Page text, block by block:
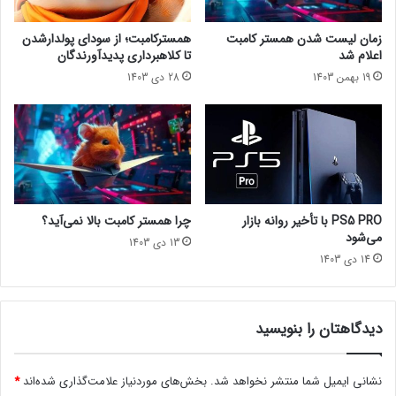
The Anacrusis (Game Preview) (Cloud, Console, and
PC)
We Happy Few (Cloud, Console, and PC)
مطلب پیشنهادی:
بازی های رایگان استیم، اپیک گیمز، پلی‌استیشن و
ایکس‌باکس + بهترین تخفیف‌ها [هفته سوم دی ۱۴۰۱]
همین حالا با
قیمت کمتر یا کاملا رایگان بازی کنید
سایبرپانک ۲۰۷۷ بالاخره خوب شد یا نه؟ [تماشا کنید]
تماشا از طریق یوتیوب
مجله خبری lastech
ا
ت
ن
ی
ت
ر
ی
و
!
زمان لیست شدن همستر کامبت
اعلام شد
19 بهمن 1403
همسترکامبت؛ از سودای پولدارشدن
تا کلاهبرداری پدیدآورندگان
28 دی 1403
PS5 PRO با تأخیر روانه بازار
می‌شود
14 دی 1403
چرا همستر کامبت بالا نمی‌آید؟
13 دی 1403
دیدگاهتان را بنویسید
نشانی ایمیل شما منتشر نخواهد شد. بخش‌های موردنیاز علامت‌گذاری شده‌اند*